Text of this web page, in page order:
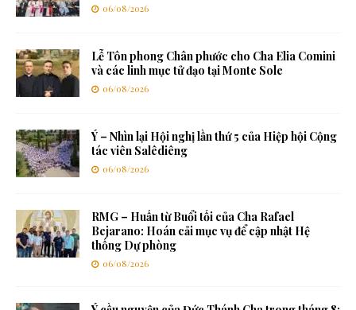
06/08/2026
Lễ Tôn phong Chân phước cho Cha Elia Comini
và các linh mục tử đạo tại Monte Sole
06/08/2026
Ý – Nhìn lại Hội nghị lần thứ 5 của Hiệp hội Cộng
tác viên Salêdiêng
06/08/2026
RMG – Huấn từ Buổi tối của Cha Rafael
Bejarano: Hoán cải mục vụ để cập nhật Hệ
thống Dự phòng
06/08/2026